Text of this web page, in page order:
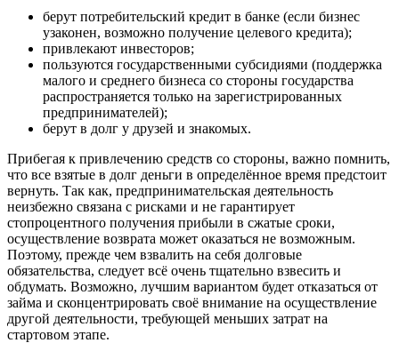
берут потребительский кредит в банке (если бизнес
узаконен, возможно получение целевого кредита);
привлекают инвесторов;
пользуются государственными субсидиями (поддержка
малого и среднего бизнеса со стороны государства
распространяется только на зарегистрированных
предпринимателей);
берут в долг у друзей и знакомых.
Прибегая к привлечению средств со стороны, важно помнить,
что все взятые в долг деньги в определённое время предстоит
вернуть. Так как, предпринимательская деятельность
неизбежно связана с рисками и не гарантирует
стопроцентного получения прибыли в сжатые сроки,
осуществление возврата может оказаться не возможным.
Поэтому, прежде чем взвалить на себя долговые
обязательства, следует всё очень тщательно взвесить и
обдумать. Возможно, лучшим вариантом будет отказаться от
займа и сконцентрировать своё внимание на осуществление
другой деятельности, требующей меньших затрат на
стартовом этапе.